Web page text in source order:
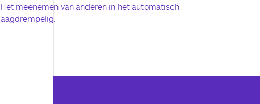
meenemen van anderen in het automatisch